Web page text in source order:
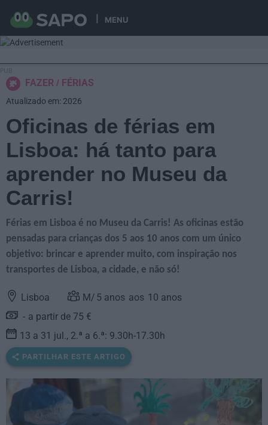
MENU
FAZER FÉRIAS
Oficinas de férias em
Lisboa: há tanto para
aprender no Museu da
Carris!
Férias em Lisboa é no Museu da Carris! As oficinas estão
pensadas para crianças dos 5 aos 10 anos com um único
objetivo: brincar e aprender muito, com inspiração nos
transportes de Lisboa, a cidade, e não só!
Lisboa 5 anos 10 anos
a partir de 75 €
13 a 31 jul., 2.ª a 6.ª: 9.30h-17.30h
PARTILHAR ESTE ARTIGO
Atualizado em: 2026